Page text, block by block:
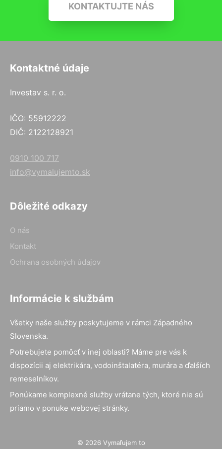
KONTAKTUJTE NÁS
Kontaktné údaje
Investav s. r. o.
IČO: 55912222
DIČ: 2122128921
0910 100 717
info@vymalujemto.sk
Dôležité odkazy
O nás
Kontakt
Ochrana osobných údajov
Informácie k službám
Všetky naše služby poskytujeme v rámci Západného
Slovenska.
Potrebujete pomôcť v inej oblasti? Máme pre vás k
dispozícii aj elektrikára, vodoinštalatéra, murára a ďalších
remeselníkov.
Ponúkame komplexné služby vrátane tých, ktoré nie sú
priamo v ponuke webovej stránky.
© 2026 Vymaľujem to